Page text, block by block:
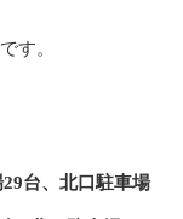
す。
台、北口駐車場